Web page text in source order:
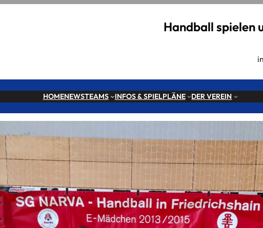
Handball spielen
HOMENEWSTEAMS INFOS & SPIELPLÄNE DER VEREIN